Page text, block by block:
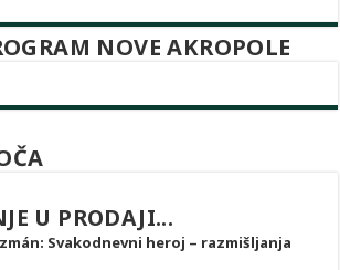
NOVE AKROPOLE
U PRODAJI...
Svakodnevni heroj – razmišljanja